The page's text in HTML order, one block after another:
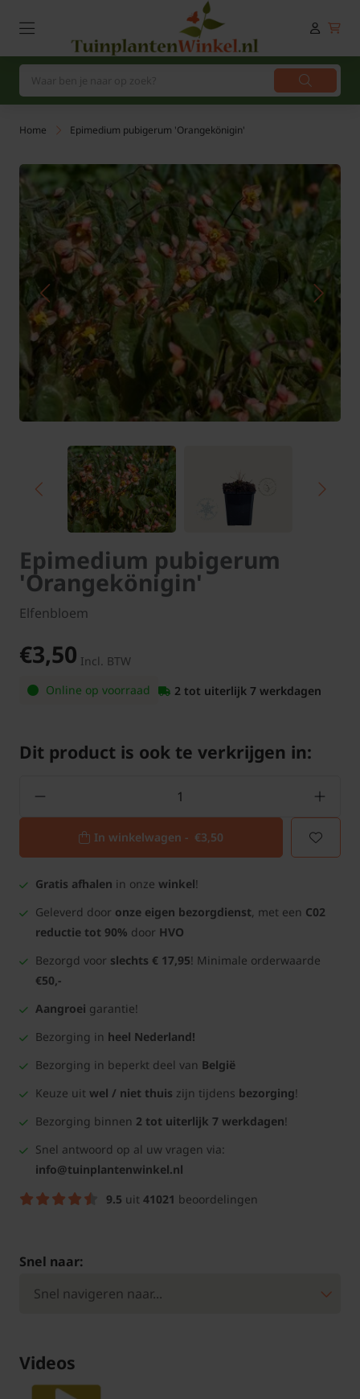
Home Epimedium pubigerum 'Orangekönigin'
Epimedium pubigerum
'Orangekönigin'
Elfenbloem
€3,50 Incl. BTW
Online op voorraad
2 tot uiterlijk 7 werkdagen
Dit product is ook te verkrijgen in:
In winkelwagen - €3,50
Gratis afhalen in onze winkel!
Geleverd door onze eigen bezorgdienst, met een C02
reductie tot 90% door HVO
Bezorgd voor slechts € 17,95! Minimale orderwaarde
€50,-
Aangroei garantie!
Bezorging in heel Nederland!
Bezorging in beperkt deel van België
Keuze uit wel / niet thuis zijn tijdens bezorging!
Bezorging binnen 2 tot uiterlijk 7 werkdagen!
Snel antwoord op al uw vragen via:
info@tuinplantenwinkel.nl
9.5 uit 41021 beoordelingen
Snel naar:
Videos